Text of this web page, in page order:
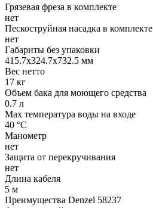
Грязевая фреза в комплекте
нет
Пескоструйная насадка в комплекте
нет
Габариты без упаковки
415.7х324.7х732.5 мм
Вес нетто
17 кг
Объем бака для моющего средства
0.7 л
Max температура воды на входе
40 °С
Манометр
нет
Защита от перекручивания
нет
Длина кабеля
5 м
Преимущества Denzel 58237